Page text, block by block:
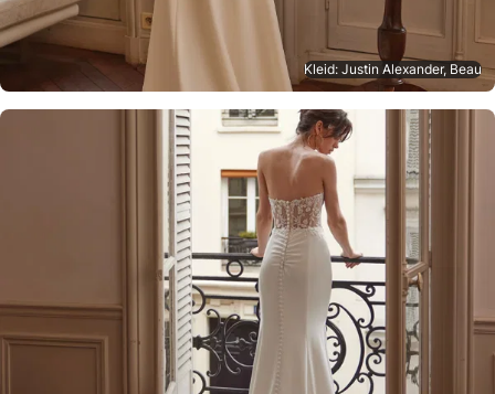
Kleid: Justin Alexander, Beau